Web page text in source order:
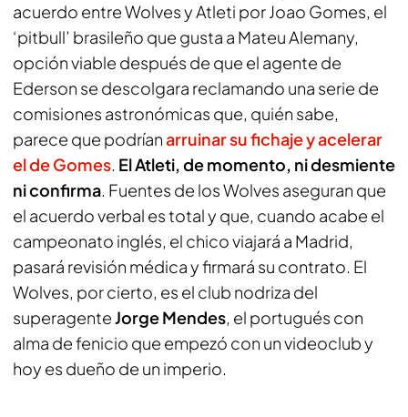
acuerdo entre Wolves y Atleti por Joao Gomes, el
‘pitbull’ brasileño que gusta a Mateu Alemany,
opción viable después de que el agente de
Ederson se descolgara reclamando una serie de
comisiones astronómicas que, quién sabe,
parece que podríanarruinar su fichaje y acelerar
el de Gomes. El Atleti, de momento, ni desmiente
ni confirma. Fuentes de los Wolves aseguran que
el acuerdo verbal es total y que, cuando acabe el
campeonato inglés, el chico viajará a Madrid,
pasará revisión médica y firmará su contrato. El
Wolves, por cierto, es el club nodriza del
superagenteJorge Mendes, el portugués con
alma de fenicio que empezó con un videoclub y
hoy es dueño de un imperio.